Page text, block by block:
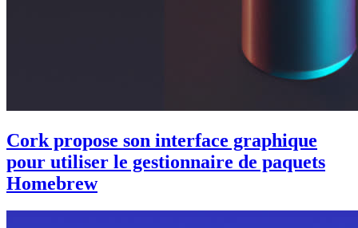
Cork propose son interface graphique
pour utiliser le gestionnaire de paquets
Homebrew